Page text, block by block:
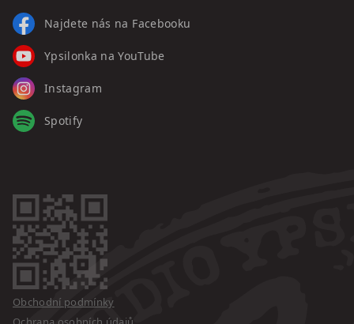
Najdete nás na Facebooku
Ypsilonka na YouTube
Instagram
Spotify
Obchodní podmínky